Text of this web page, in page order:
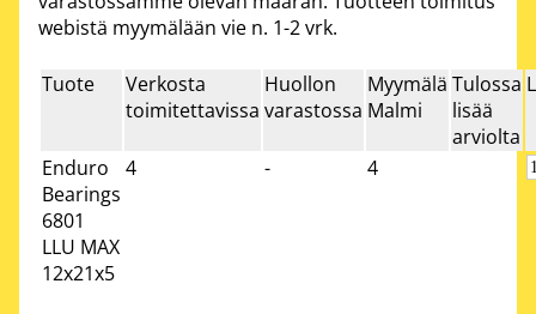
webistä myymälään vie n. 1-2 vrk.
Tuote
Verkosta
toimitettavissa
Huollon
varastossa
Myymälä
Malmi
Tulossa
lisää
arviolta
Enduro
Bearings
6801
LLU MAX
12x21x5
4 - 4